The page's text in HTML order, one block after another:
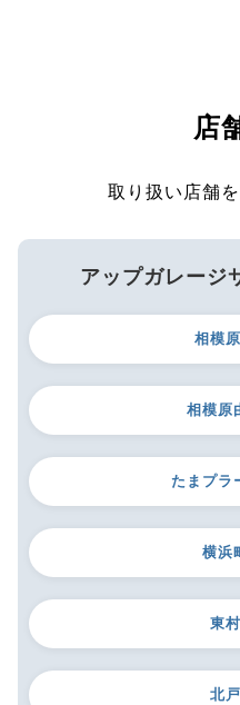
店
取り扱い店舗
アップガレージ
相模
相模原
たまプラ
横浜
東
北